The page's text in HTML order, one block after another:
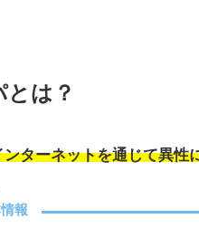
は？
ンターネットを通じて異性
報